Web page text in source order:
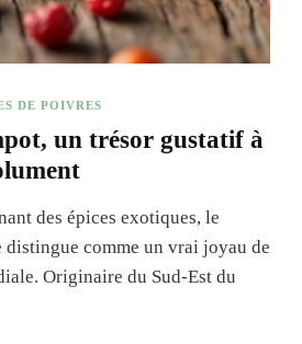
DE POIVRES
un trésor gustatif à
des épices exotiques, le
distingue comme un vrai joyau de
Originaire du Sud-Est du